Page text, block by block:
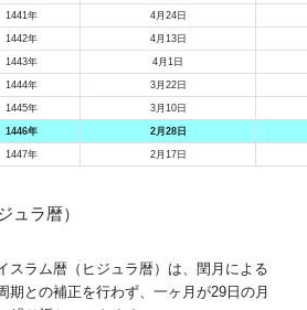
1441年 4月24日
1442年 4月13日
1443年 4月1日
1444年 3月22日
1445年 3月10日
1446年 2月28日
1447年 2月17日
ュラ暦）
スラム暦（ヒジュラ暦）は、閏月による
期との補正を行わず、一ヶ月が29日の月